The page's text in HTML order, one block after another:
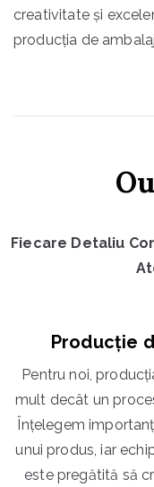
creativitate și
producția de
Fiecare Detaliu
Producție
Pentru noi,
mult decât un
Înțelegem
unui produs, iar
este pregătită să